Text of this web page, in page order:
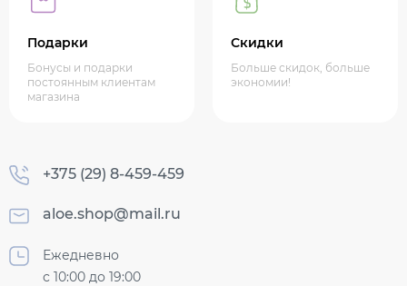
Подарки
Бонусы и подарки
постоянным клиентам
магазина
Скидки
Больше скидок, больше
экономии!
+375 (29) 8-459-459
aloe.shop@mail.ru
Ежедневно
с 10:00 до 19:00